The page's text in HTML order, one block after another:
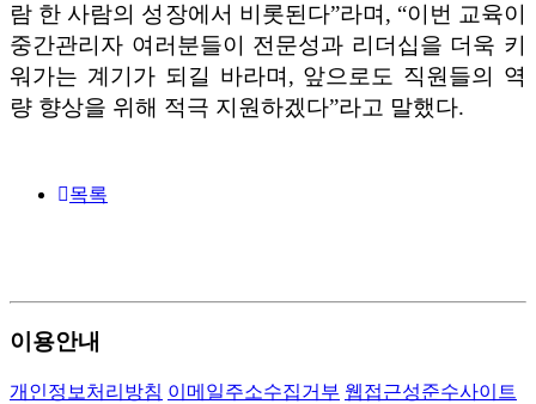
람 한 사람의 성장에서 비롯된다”라며 , “이번 교육이
중간관리자 여러분들이 전문성과 리더십을 더욱 키
워가는 계기가 되길 바라며 , 앞으로도 직원들의 역
량 향상을 위해 적극 지원하겠다”라고 말했다.
목록
이용안내
개인정보처리방침 이메일주소수집거부 웹접근성준수사이트